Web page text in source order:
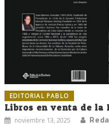
EDITORIAL PABLO
Libros en venta de la
noviembre 13, 2025